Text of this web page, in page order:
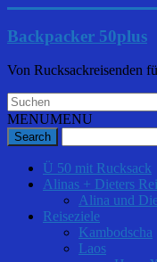
Backpacker 50plus
Von Rucksackreisenden
MENUMENU
Ü 50 mit Rucksack
Alinas + Dieters
Alina und
Reiseziele
Kambodscha
Laos